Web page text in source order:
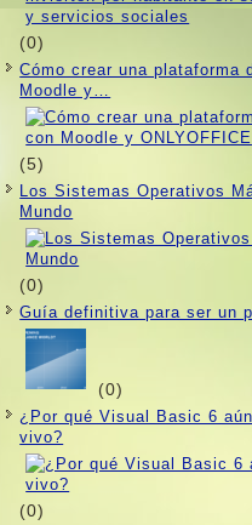
(0)
Cómo crear una plataforma
Moodle y…
(5)
Los Sistemas Operativos
Mundo
(0)
Guí­a definitiva para ser un
(0)
¿Por qué Visual Basic 6
vivo?
(0)